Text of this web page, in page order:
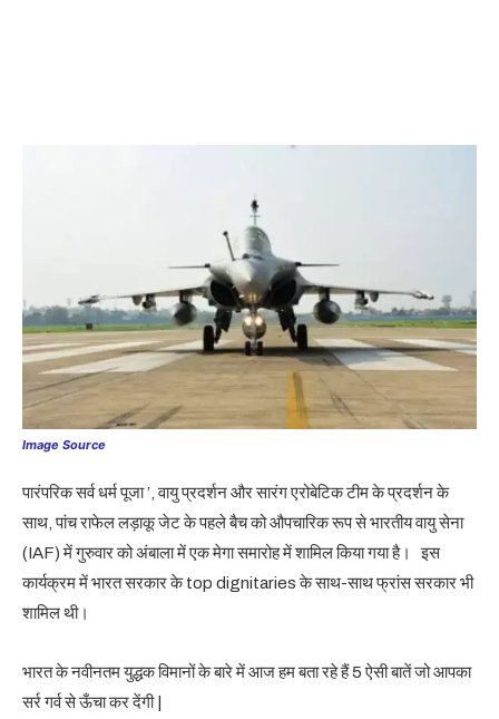
Image Source
पारंपरिक सर्व धर्म पूजा ’, वायु प्रदर्शन और सारंग एरोबेटिक टीम के प्रदर्शन के
साथ, पांच राफेल लड़ाकू जेट के पहले बैच को औपचारिक रूप से भारतीय वायु सेना
(IAF) में गुरुवार को अंबाला में एक मेगा समारोह में शामिल किया गया है। इस
कार्यक्रम में भारत सरकार के top dignitaries के साथ-साथ फ्रांस सरकार भी
शामिल थी।
भारत के नवीनतम युद्धक विमानों के बारे में आज हम बता रहे हैं 5 ऐसी बातें जो आपका
सर्र गर्व से ऊँचा कर देंगी |